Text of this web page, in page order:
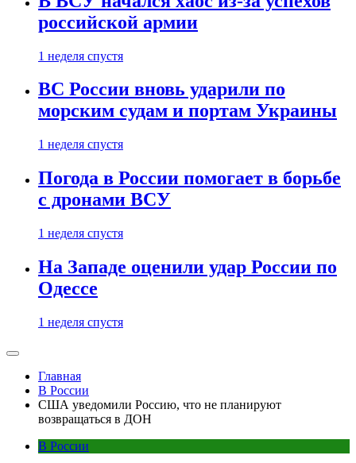
российской армии
1 неделя спустя
ВС России вновь ударили по
морским судам и портам Украины
1 неделя спустя
Погода в России помогает в борьбе
с дронами ВСУ
1 неделя спустя
На Западе оценили удар России по
Одессе
1 неделя спустя
Главная
В России
США уведомили Россию, что не планируют
возвращаться в ДОН
В России